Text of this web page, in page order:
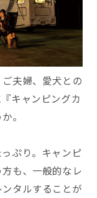
夫婦、愛犬との
キャンピングカ
。
ぷり。キャンピ
も、一般的なレ
タルすることが